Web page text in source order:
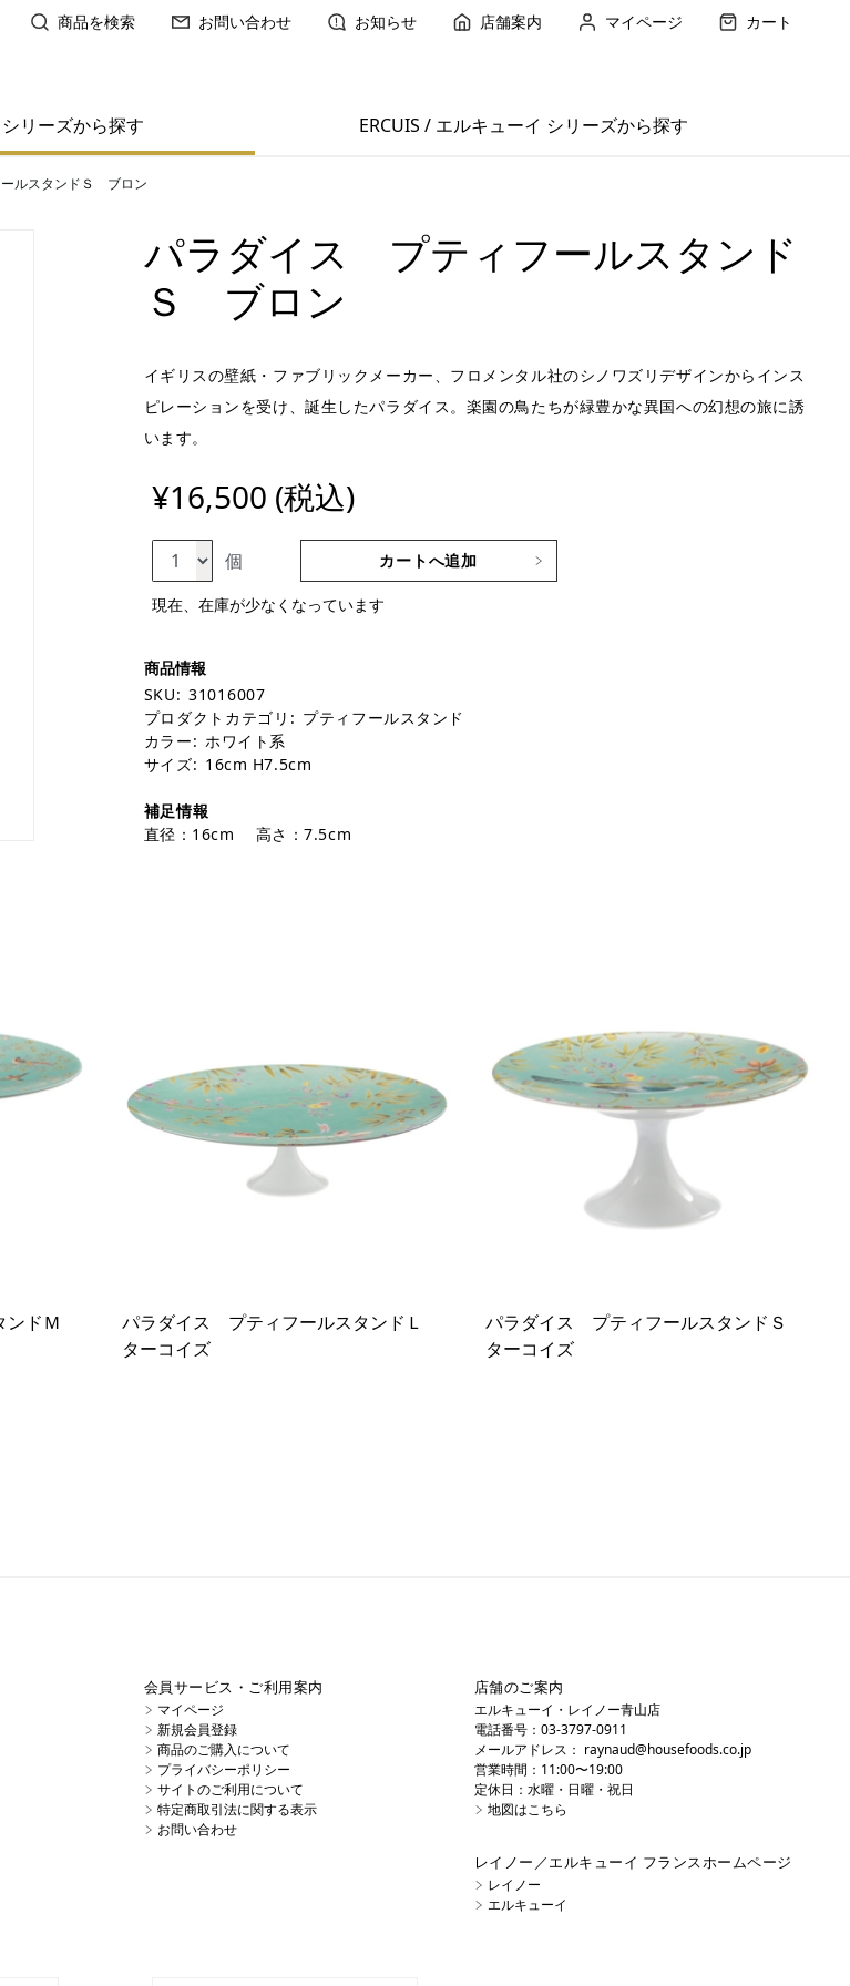
商品を検索 お問い合わせ お知らせ 店舗案内 マイページ カート
リーズから探す ERCUIS / エルキューイ シリーズから探す
ルスタンドＳ ブロン
パラダイス プティフールスタンド
Ｓ ブロン
イギリスの壁紙・ファブリックメーカー、フロメンタル社のシノワズリデザインからインス
ピレーションを受け、誕生したパラダイス。楽園の鳥たちが緑豊かな異国への幻想の旅に誘
います。
¥16,500 (税込)
個 カートへ追加
現在、在庫が少なくなっています
SKU: 31016007
プロダクトカテゴリ: プティフールスタンド
カラー: ホワイト系
サイズ: 16cm H7.5cm
補足情報
直径：16cm 高さ：7.5cm
ンドＭ
パラダイス プティフールスタンドＬ
ターコイズ
パラダイス プティフールスタンドＳ
ターコイズ
会員サービス・ご利用案内
マイページ
新規会員登録
商品のご購入について
プライバシーポリシー
サイトのご利用について
特定商取引法に関する表示
お問い合わせ
店舗のご案内
エルキューイ・レイノー青山店
電話番号：03-3797-0911
メールアドレス： raynaud@housefoods.co.jp
営業時間：11:00〜19:00
定休日：水曜・日曜・祝日
地図はこちら
レイノー／エルキューイ フランスホームページ
レイノー
エルキューイ